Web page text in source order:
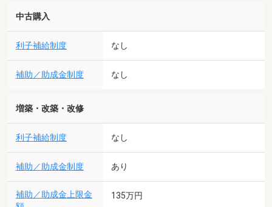
中古購入
利子補給制度 なし
補助／助成金制度 なし
増築・改築・改修
利子補給制度 なし
補助／助成金制度 あり
補助／助成金上限金
135万円